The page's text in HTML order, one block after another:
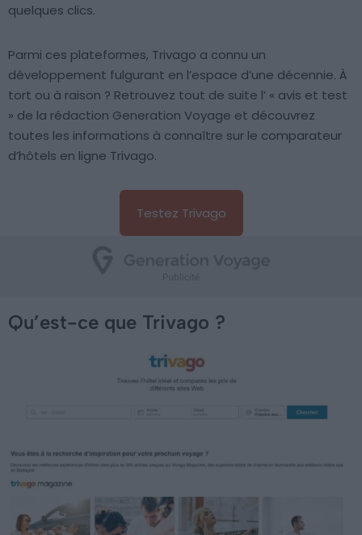
quelques clics.
Parmi ces plateformes, Trivago a connu un
développement fulgurant en l’espace d’une décennie. À
tort ou à raison ? Retrouvez tout de suite l’ « avis et test
» de la rédaction Generation Voyage et découvrez
toutes les informations à connaître sur le comparateur
d’hôtels en ligne Trivago.
Testez Trivago
Qu’est-ce que Trivago ?